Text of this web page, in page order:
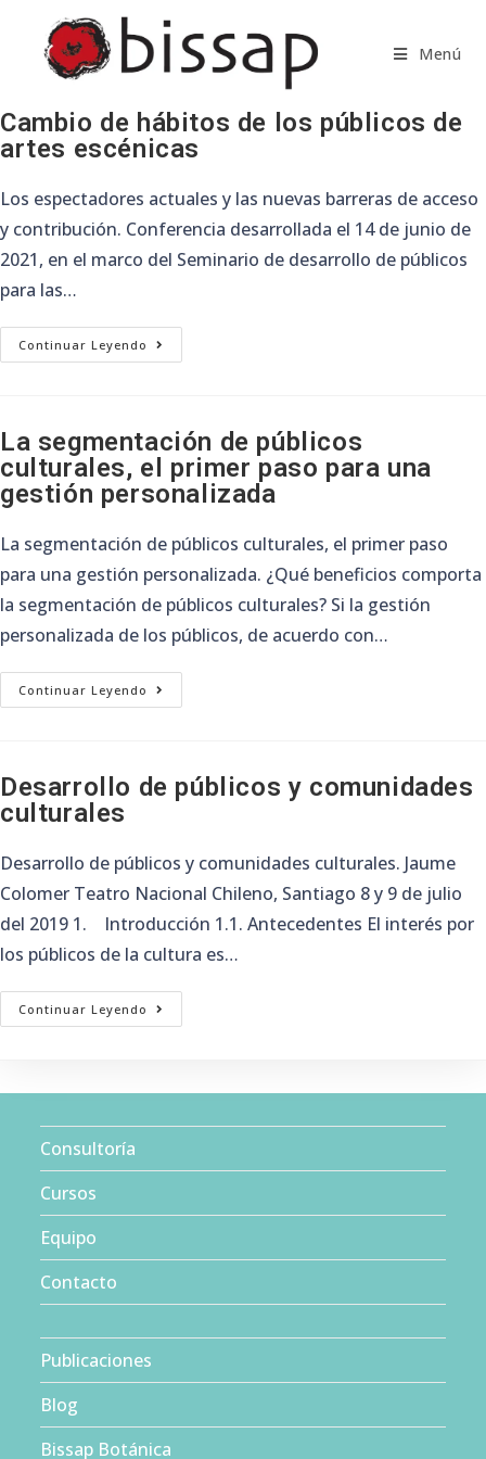
contenido
Menú
Cambio de hábitos de los públicos de
artes escénicas
Los espectadores actuales y las nuevas barreras de acceso
y contribución. Conferencia desarrollada el 14 de junio de
2021, en el marco del Seminario de desarrollo de públicos
para las…
Continuar Leyendo Cambio
De
De
Artes
Escénicas
La segmentación de públicos
culturales, el primer paso para una
gestión personalizada
La segmentación de públicos culturales, el primer paso
para una gestión personalizada. ¿Qué beneficios comporta
la segmentación de públicos culturales? Si la gestión
personalizada de los públicos, de acuerdo con…
Continuar Leyendo La
Segmentación
Primer
Paso
Personalizada
Desarrollo de públicos y comunidades
culturales
Desarrollo de públicos y comunidades culturales. Jaume
Colomer Teatro Nacional Chileno, Santiago 8 y 9 de julio
del 2019 1. Introducción 1.1. Antecedentes El interés por
los públicos de la cultura es…
Continuar Leyendo Desarrollo
De
Consultoría
Cursos
Equipo
Contacto
Publicaciones
Blog
Bissap Botánica